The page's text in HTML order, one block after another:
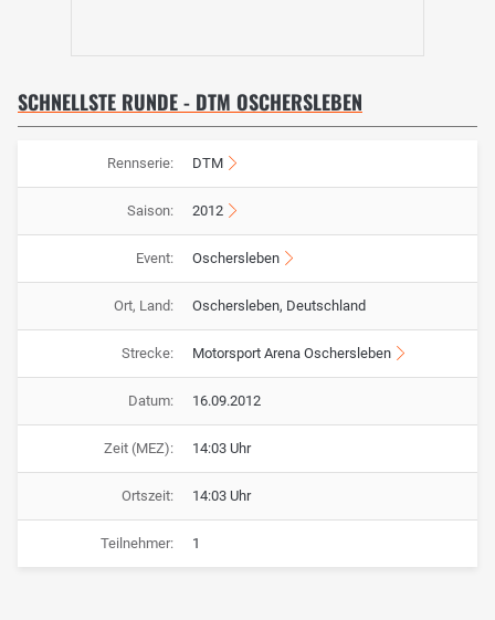
SCHNELLSTE RUNDE - DTM OSCHERSLEBEN
Rennserie: DTM
Saison: 2012
Event: Oschersleben
Ort, Land: Oschersleben, Deutschland
Strecke: Motorsport Arena Oschersleben
Datum: 16.09.2012
Zeit (MEZ): 14:03 Uhr
Ortszeit: 14:03 Uhr
Teilnehmer: 1